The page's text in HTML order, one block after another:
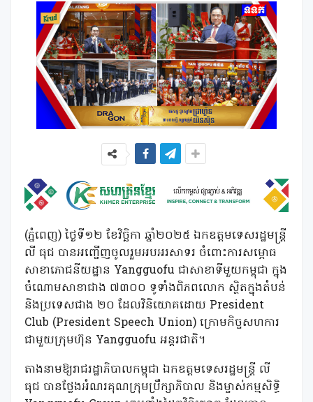
(ភ្នំពេញ) ថ្ងៃទី១២ ខែវិច្ឆិកា ឆ្នាំ២០២៥ ឯកឧត្តមទេសរដ្ឋមន្រ្តី
លី ធុជ បានអញ្ជើញចូលរួមអបអរសាទរ ចំពោះការសម្ភោធ
សាខាភោជនីយដ្ឋាន Yangguofu ជាសាខាទីមួយកម្ពុជា ក្នុង
ចំណោមសាខាជាង ៧៣០០ ទូទាំងពិភពលោក ស្ថិតក្នុងតំបន់
និងប្រទេសជាង ២០ ដែលវិនិយោគដោយ President
Club (President Speech Union)​ ក្រោម​កិច្ច​សហការ​
ជាមួយ​ក្រុមហ៊ុន​ Yangguofu​ អន្តរជាតិ​។
តាងនាមឱ្យរាជរដ្ឋាភិបាលកម្ពុជា ឯកឧត្តមទេសរដ្ឋមន្រ្តី លី
ធុជ បានថ្លែងអំណរគុណក្រុមប្រឹក្សាភិបាល និងម្ចាស់កម្មសិទ្ធិ